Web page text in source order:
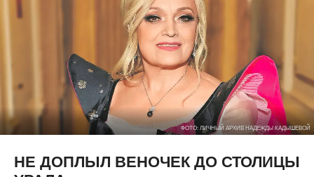
ФОТО: ЛИЧНЫЙ АРХИВ НАДЕЖДЫ КАДЫШЕВОЙ
НЕ ДОПЛЫЛ ВЕНОЧЕК ДО СТОЛИЦЫ